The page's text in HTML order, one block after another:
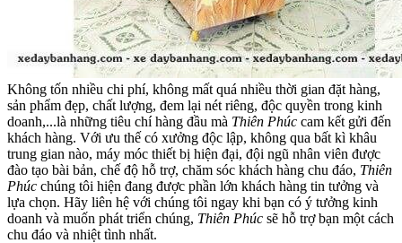
Không tốn nhiều chi phí, không mất quá nhiều thời gian đặt hàng,
sản phẩm đẹp, chất lượng, đem lại nét riêng, độc quyền trong kinh
doanh,...là những tiêu chí hàng đầu mà Thiên Phúc cam kết gửi đến
khách hàng. Với ưu thế có xưởng độc lập, không qua bất kì khâu
trung gian nào, máy móc thiết bị hiện đại, đội ngũ nhân viên được
đào tạo bài bản, chế độ hỗ trợ, chăm sóc khách hàng chu đáo, Thiên
Phúc chúng tôi hiện đang được phần lớn khách hàng tin tưởng và
lựa chọn. Hãy liên hệ với chúng tôi ngay khi bạn có ý tưởng kinh
doanh và muốn phát triển chúng, Thiên Phúc sẽ hỗ trợ bạn một cách
chu đáo và nhiệt tình nhất.